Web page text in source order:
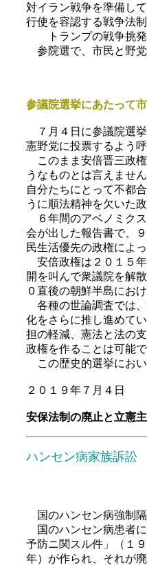
対イラン戦争を準備し
行使を容認する戦争法
トランプの戦争挑発
参院選で、市民と野党
・・・・・・・・
参議院選挙にあたって
７月４日に参議院選
憲野党に投票するよう呼
このまま安倍晋三政権
うなものとは言えませ
自分たちにとって不都
うに順法精神を欠いた
６年間のアベノミクス
会が出した報告書で、
民生活優先の政権によ
安倍政権は２０１５年
開を叫んで衆議院を解
０直後の朝鮮半島にお
各種の世論調査では、
化をさらに推し進めて
担の軽減、憲法と法の
政権を作ることは可能
この歴史的選挙におい
２０１９年７月４日
安保法制の廃止と立憲
ハンセン病家族訴
国のハンセン病強制隔
国のハンセン病患者に
予防ニ関スル件」（１
年）が作られ、それが